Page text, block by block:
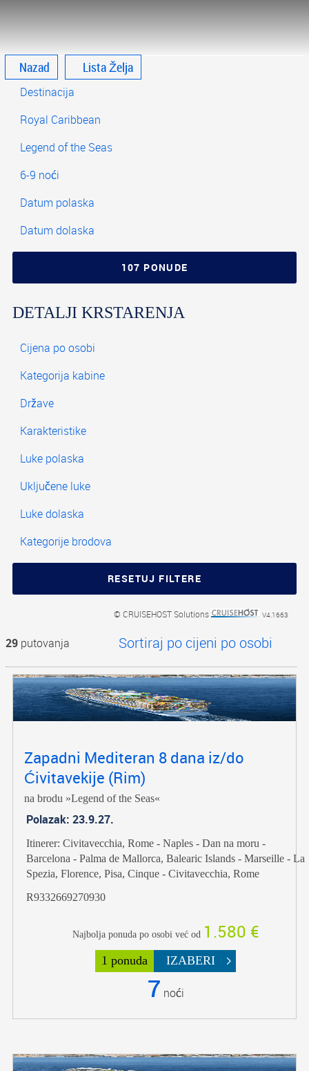
Nazad Lista Želja
DETALJI KRSTARENJA
© CRUISEHOST Solutions V4.1663
29 putovanja
7 noći
Zapadni Mediteran 8 dana iz/do
Ćivitavekije (Rim)
na brodu »Legend of the Seas«
Polazak: 23.9.27.
Itinerer: Civitavecchia, Rome - Naples - Dan na moru -
Barcelona - Palma de Mallorca, Balearic Islands - Marseille - La
Spezia, Florence, Pisa, Cinque - Civitavecchia, Rome
R9332669270930
Najbolja ponuda po osobi već od 1.580 €
1 ponuda IZABERI